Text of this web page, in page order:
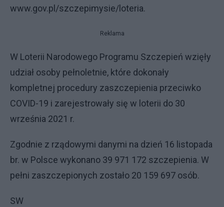
www.gov.pl/szczepimysie/loteria.
Reklama
W Loterii Narodowego Programu Szczepień wzięły
udział osoby pełnoletnie, które dokonały
kompletnej procedury zaszczepienia przeciwko
COVID-19 i zarejestrowały się w loterii do 30
września 2021 r.
Zgodnie z rządowymi danymi na dzień 16 listopada
br. w Polsce wykonano 39 971 172 szczepienia. W
pełni zaszczepionych zostało 20 159 697 osób.
SW